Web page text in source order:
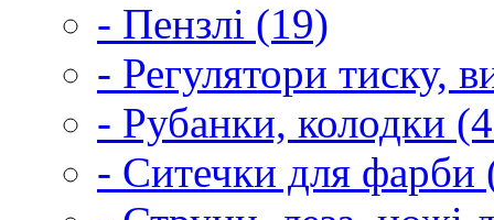
- Пензлі (19)
- Регулятори тиску,
- Рубанки, колодки
- Ситечки для фарби